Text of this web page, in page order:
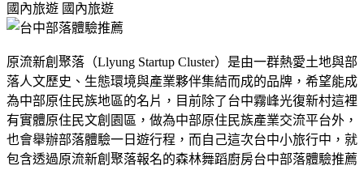
國內旅遊 國內旅遊
原流新創聚落（Llyung Startup Cluster）是由一群熱愛土地與部
落人文歷史、生態環境與產業夥伴集結而成的品牌，希望能成
為中部原住民族地區的名片，目前除了台中霧峰光復新村這裡
有實體原住民文創園區，做為中部原住民族產業交流平台外，
也會舉辦部落體驗一日遊行程，而自己這次台中小旅行中，就
包含透過原流新創聚落報名的森林舞蹈廚房台中部落體驗推薦